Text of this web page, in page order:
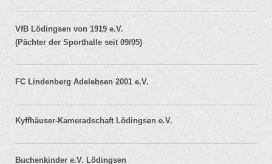
VfB Lödingsen von 1919 e.V.
(Pächter der Sporthalle seit 09/05)
FC Lindenberg Adelebsen 2001 e.V.
Kyffhäuser-Kameradschaft Lödingsen e.V.
Buchenkinder e.V. Lödingsen